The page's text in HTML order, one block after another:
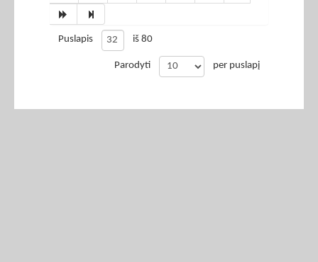
Puslapis iš 80
Parodyti per puslapį